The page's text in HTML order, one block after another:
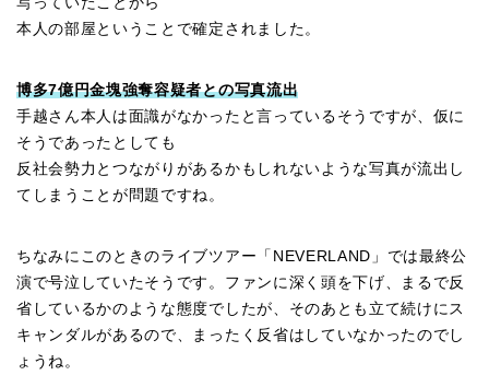
本人の部屋ということで確定されました。
博多7億円金塊強奪容疑者との写真流出
手越さん本人は面識がなかったと言っているそうですが、仮に
そうであったとしても
反社会勢力とつながりがあるかもしれないような写真が流出し
てしまうことが問題ですね。
ちなみにこのときのライブツアー「NEVERLAND」では最終公
演で号泣していたそうです。ファンに深く頭を下げ、まるで反
省しているかのような態度でしたが、そのあとも立て続けにス
キャンダルがあるので、まったく反省はしていなかったのでし
ょうね。